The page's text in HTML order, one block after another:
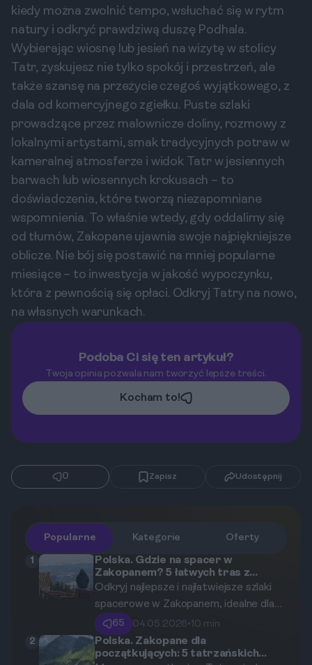
kiedy można zwolnić tempo, wsłuchać się w rytm
natury i odkryć prawdziwą duszę Podhala.
Wybierając wiosnę lub jesień na wizytę w stolicy
Tatr, zyskujesz nie tylko spokój i przestrzeń, ale
także szansę na przeżycie czegoś wyjątkowego, z
dala od komercyjnego zgiełku. Puste szlaki
prowadzące przez malownicze doliny, rozmowy z
lokalnymi artystami, smak tradycyjnych potraw w
kameralnej atmosferze i widok Tatr w jesiennych
barwach lub wiosennych krokusach – to
doświadczenia, które tworzą niezapomniane
wspomnienia. To właśnie wtedy, gdy oddalimy się
od tłumów, Zakopane ujawnia swoje najpiękniejsze
oblicze. Nie bój się postawić na mniej popularne
miesiące – to inwestycja w jakość wypoczynku,
która z pewnością się opłaci. Odkryj Tatry na nowo,
na własnych warunkach.
Podoba Ci się ten artykuł?
Twoja opinia pozwala nam tworzyć lepsze treści.
Kocham to!
0 Zapisz Udostępnij
Popularne Kategorie Oferty
1
Polska. Gdzie na spacer w
Zakopanem? 5 łatwych tras z
pięknymi widokami, idealnych na
Odkryj najlepsze i najłatwiejsze szlaki
spacerowe w Zakopanem, idealne dla
rodzin z dziećmi i osób
rozpoczynających swoją przygodę z
Tatrami. Przygotowaliśmy
65 04.05.2026•10 min
2
Polska. Zakopane dla
początkujących: 5 tatrzańskich